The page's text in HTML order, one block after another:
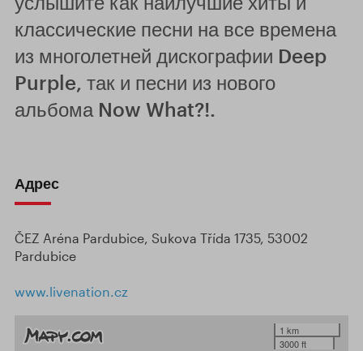
классические песни на все времена
из многолетней дискографии Deep
Purple, так и песни из нового
альбома Now What?!.
Адрес
ČEZ Aréna Pardubice, Sukova Třída 1735, 53002
Pardubice
www.livenation.cz
1 km
3000 ft